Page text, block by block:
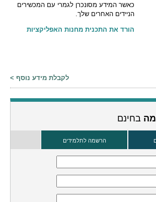
כאשר המידע מסונכרן לגמרי עם המכשירים
הניידים האחרים שלך.
הורד את התכנית מחנות האפליקציות
לקבלת מידע נוסף >
בחינם
הרשמה לתלמידים